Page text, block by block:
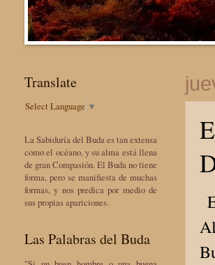
Translate
Select Language ▼
La Sabiduría del Buda es tan extensa
como el océano, y su alma está llena
de gran Compasión. El Buda no tiene
forma, pero se manifiesta de muchas
formas, y nos predica por medio de
sus propias apariciones.
Las Palabras del Buda